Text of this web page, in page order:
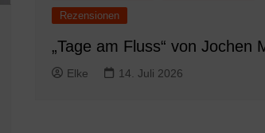
Rezensionen
„Tage am Fluss“ von Jochen
Elke 14. Juli 2026